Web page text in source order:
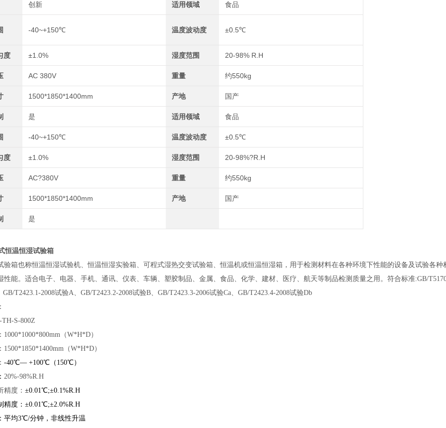
创新 适用领域 食品
-40~+150℃ 温度波动度 ±0.5℃
度 ±1.0% 湿度范围 20-98% R.H
AC 380V 重量 约550kg
1500*1850*1400mm 产地 国产
是 适用领域 食品
-40~+150℃ 温度波动度 ±0.5℃
度 ±1.0% 湿度范围 20-98%?R.H
AC?380V 重量 约550kg
1500*1850*1400mm 产地 国产
是
恒温恒湿试验箱
验箱也称恒温恒湿试验机、恒温恒湿实验箱、可程式湿热交变试验箱、恒温机或恒温恒湿箱，用于检测材料在各种环境下性能的设备及试验各种
性能。适合电子、电器、手机、通讯、仪表、车辆、塑胶制品、金属、食品、化学、建材、医疗、航天等制品检测质量之用。符合标准:GB/
GB/T2423.1-2008试验A、GB/T2423.2-2008试验B、GB/T2423.3-2006试验Ca、GB/T2423.4-2008试验Db
S-800Z
1000*1000*800mm（W*H*D）
1500*1850*1400mm（W*H*D）
-40℃— +100℃（150℃）
20%-98%R.H
精度： ±0.01℃;±0.1%R.H
精度：±0.01℃;±2.0%R.H
平均3℃/分钟，非线性升温